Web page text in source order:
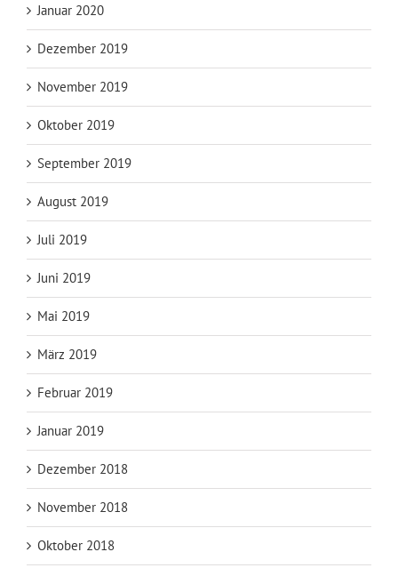
Januar 2020
Dezember 2019
November 2019
Oktober 2019
September 2019
August 2019
Juli 2019
Juni 2019
Mai 2019
März 2019
Februar 2019
Januar 2019
Dezember 2018
November 2018
Oktober 2018